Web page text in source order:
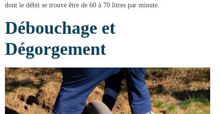
dont le débit se trouve être de 60 à 70 litres par minute.
Débouchage et
Dégorgement